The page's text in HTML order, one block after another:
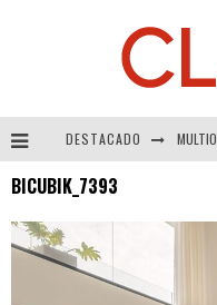
DESTACADO
BICUBIK_7393